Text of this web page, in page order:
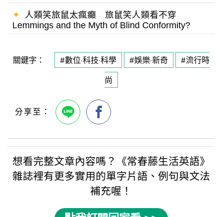
✦
人類笑旅鼠太瘋癲 旅鼠笑人類看不穿
Lemmings and the Myth of Blind Conformity?
關鍵字： #數位·科技·科學 #娛樂·新奇
#流行時
尚
想看完整文章內容嗎？《常春藤生活英語》
雜誌裡有更多實用的單字片語 、例句與文法
補充喔！